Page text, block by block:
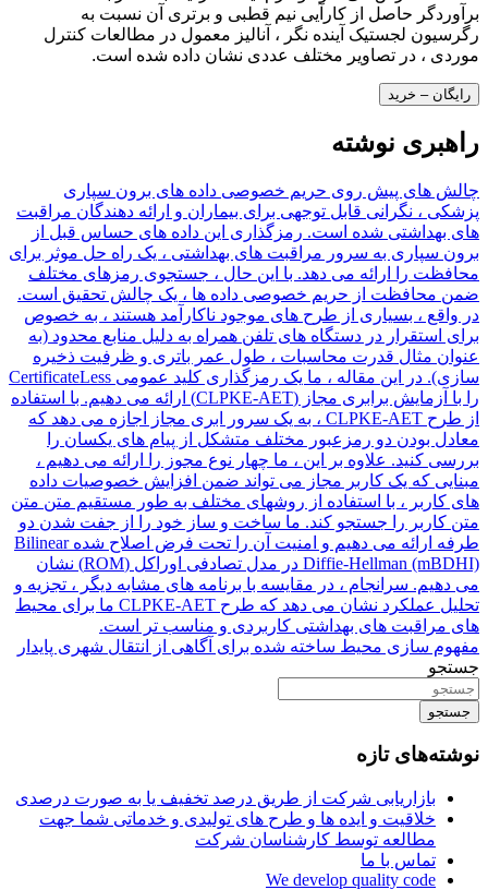
برآوردگر حاصل از کارآیی نیم قطبی و برتری آن نسبت به
رگرسیون لجستیک آینده نگر ، آنالیز معمول در مطالعات کنترل
موردی ، در تصاویر مختلف عددی نشان داده شده است.
رایگان – خرید
راهبری نوشته
چالش های پیش روی حریم خصوصی داده های برون سپاری
پزشکی ، نگرانی قابل توجهی برای بیماران و ارائه دهندگان مراقبت
های بهداشتی شده است. رمزگذاری این داده های حساس قبل از
برون سپاری به سرور مراقبت های بهداشتی ، یک راه حل موثر برای
محافظت را ارائه می دهد. با این حال ، جستجوی رمزهای مختلف
ضمن محافظت از حریم خصوصی داده ها ، یک چالش تحقیق است.
در واقع ، بسیاری از طرح های موجود ناکارآمد هستند ، به خصوص
برای استقرار در دستگاه های تلفن همراه به دلیل منابع محدود (به
عنوان مثال قدرت محاسبات ، طول عمر باتری و ظرفیت ذخیره
سازی). در این مقاله ، ما یک رمزگذاری کلید عمومی CertificateLess
را با آزمایش برابری مجاز (CLPKE-AET) ارائه می دهیم. با استفاده
از طرح CLPKE-AET ، به یک سرور ابری مجاز اجازه می دهد که
معادل بودن دو رمزعبور مختلف متشکل از پیام های یکسان را
بررسی کنید. علاوه بر این ، ما چهار نوع مجوز را ارائه می دهیم ،
مبنایی که یک کاربر مجاز می تواند ضمن افزایش خصوصیات داده
های کاربر ، با استفاده از روشهای مختلف به طور مستقیم متن متن
متن کاربر را جستجو کند. ما ساخت و ساز خود را از جفت شدن دو
طرفه ارائه می دهیم و امنیت آن را تحت فرض اصلاح شده Bilinear
Diffie-Hellman (mBDHI) در مدل تصادفی اوراکل (ROM) نشان
می دهیم. سرانجام ، در مقایسه با برنامه های مشابه دیگر ، تجزیه و
تحلیل عملکرد نشان می دهد که طرح CLPKE-AET ما برای محیط
های مراقبت های بهداشتی کاربردی و مناسب تر است.
مفهوم سازی محیط ساخته شده برای آگاهی از انتقال شهری پایدار
جستجو
جستجو
نوشته‌های تازه
بازاریابی شرکت از طریق درصد تخفیف یا به صورت درصدی
خلاقیت و ایده ها و طرح های تولیدی و خدماتی شما جهت
مطالعه توسط کارشناسان شرکت
تماس با ما
We develop quality code